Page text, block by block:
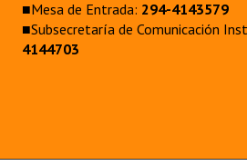
■Mesa de Entrada: 294-4143579
■Subsecretaría de Comunicación
4144703